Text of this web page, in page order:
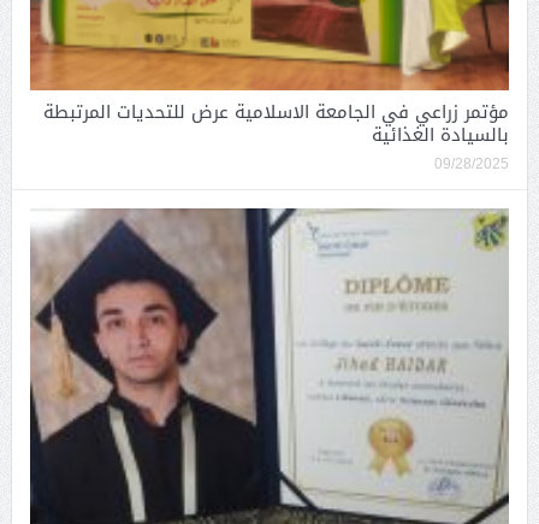
مؤتمر زراعي في الجامعة الاسلامية عرض للتحديات المرتبطة
بالسيادة الغذائية
09/28/2025